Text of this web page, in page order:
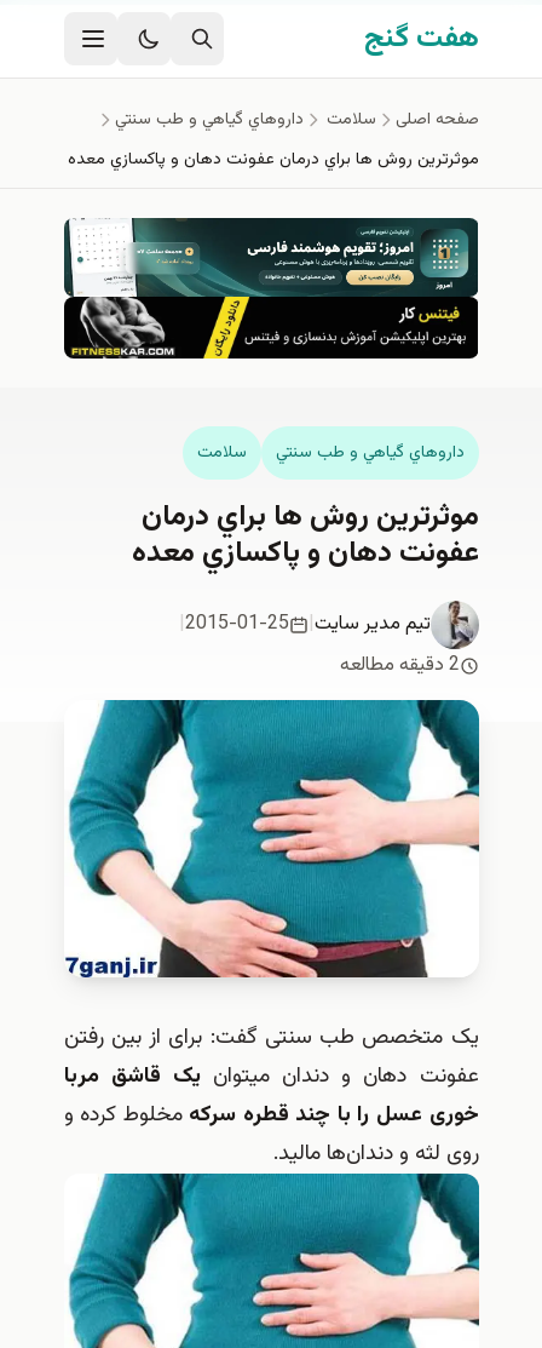
رفتن به محتوای اصلی
هفت گنج
صفحه اصلی سلامت
داروهاي گياهي و طب سنتي
موثرترين روش ها براي درمان عفونت دهان و پاكسازي معده
داروهاي گياهي و طب سنتي سلامت
موثرترين روش ها براي درمان
عفونت دهان و پاكسازي معده
تیم مدیر سایت|
2015-01-25
|
2 دقیقه مطالعه
یک متخصص طب سنتی گفت: برای از بین رفتن
عفونت‎ دهان و دندان می‎توان
یک قاشق مربا
خوری عسل را با چند قطره سرکه مخلوط کرده و
روی لثه‎ و دندان‌ها مالید.